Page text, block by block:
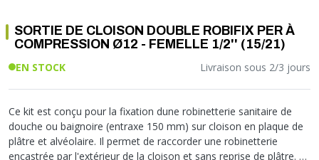
FLEXIBLE
ETANCHÉITÉ RACCORDEMENT
FIXATION ET SUPPORT
RÉDUCTEUR DE PRESSION
COMPTEUR ET ACCESSOIRE
FILTRATION
PILES ET ACCUMULATEURS
BLOC DE SÉCURITÉ
SYSTÈMES DE SÉCURITÉ
VMC ET VENTILATION
SORTIE DE CLOISON DOUBLE ROBIFIX PER À
COMPRESSION Ø12 - FEMELLE 1/2'' (15/21)
EN STOCK Livraison sous 2/3 jours
Ce kit est conçu pour la fixation dune robinetterie sanitaire de
douche ou baignoire (entraxe 150 mm) sur cloison en plaque de
plâtre et alvéolaire. Il permet de raccorder une robinetterie
encastrée par l'extérieur de la cloison et sans reprise de plâtre.